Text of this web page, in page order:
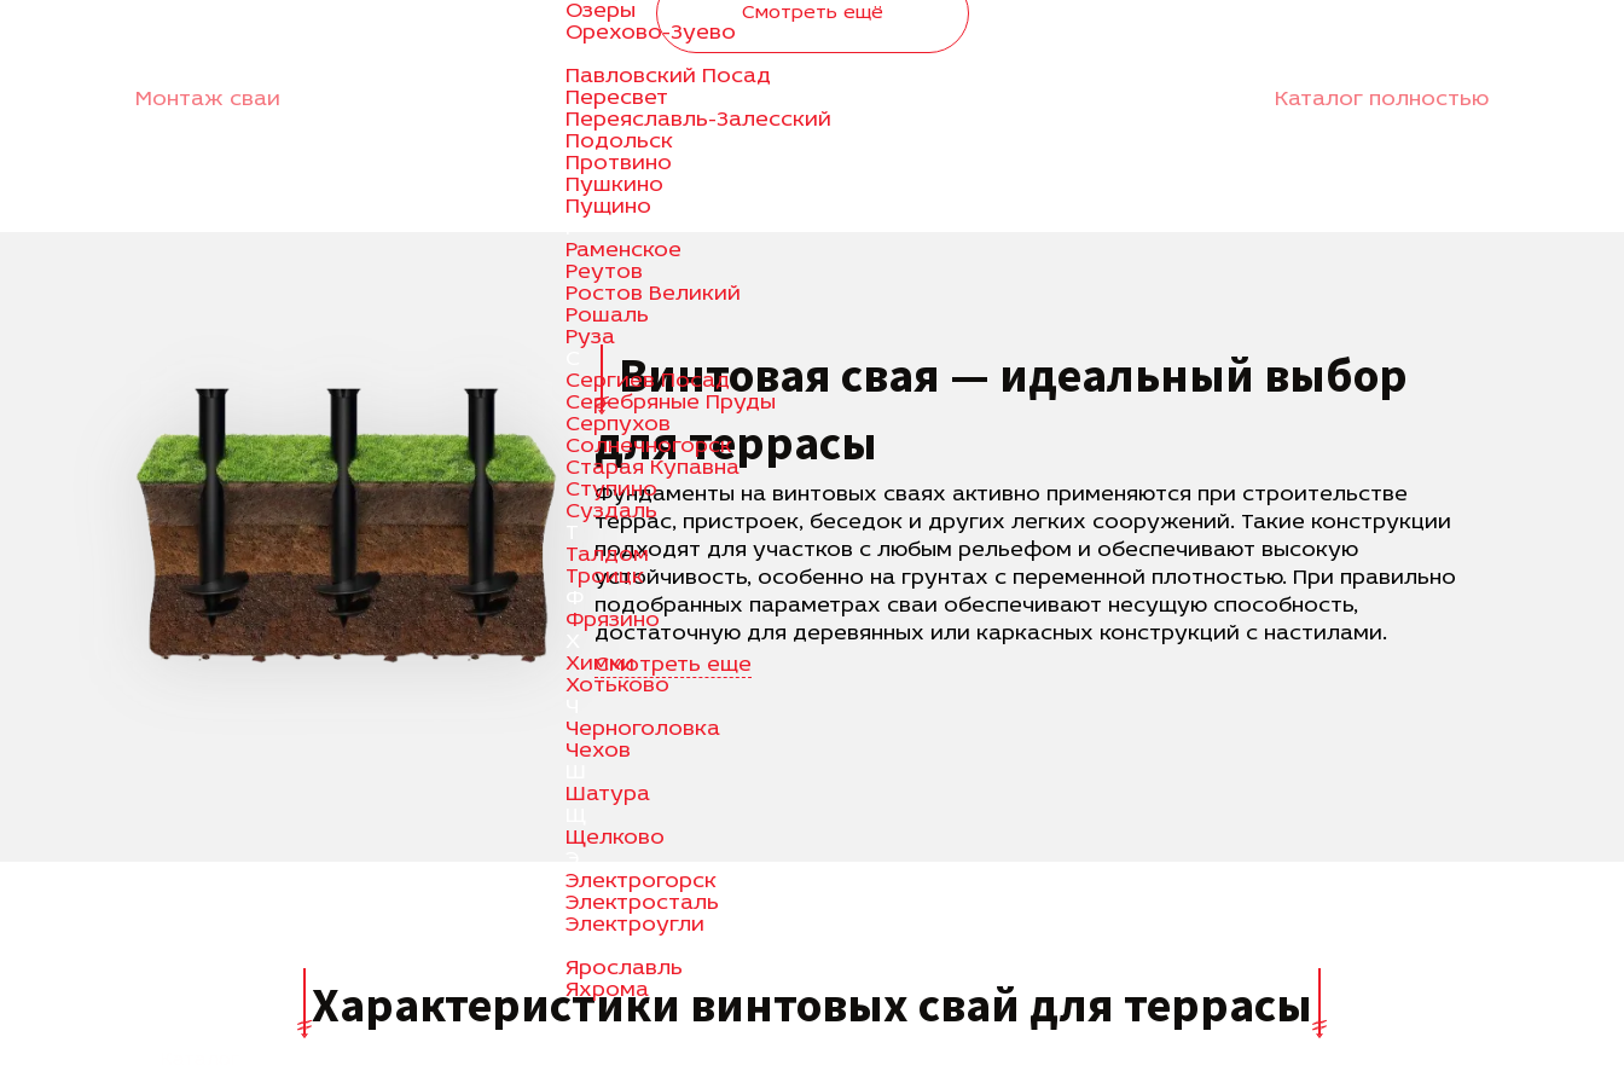
Озеры
Орехово-Зуево
Павловский Посад
Пересвет
Переяславль-Залесский
Подольск
Протвино
Пушкино
Пущино
Раменское
Реутов
Ростов Великий
Рошаль
Руза
Сергиев Посад
Серебряные Пруды
Серпухов
Солнечногорск
Старая Купавна
Ступино
Суздаль
Талдом
Троицк
Фрязино
Химки
Хотьково
Черноголовка
Чехов
Шатура
Щелково
Электрогорск
Электросталь
Электроугли
Ярославль
Яхрома
Смотреть ещё
Монтаж сваи Каталог полностью
Винтовая свая — идеальный выбор
для террасы
Фундаменты на винтовых сваях активно применяются при строительстве
террас, пристроек, беседок и других легких сооружений. Такие конструкции
подходят для участков с любым рельефом и обеспечивают высокую
устойчивость, особенно на грунтах с переменной плотностью. При правильно
подобранных параметрах сваи обеспечивают несущую способность,
достаточную для деревянных или каркасных конструкций с настилами.
Смотреть еще
Характеристики винтовых свай для террасы